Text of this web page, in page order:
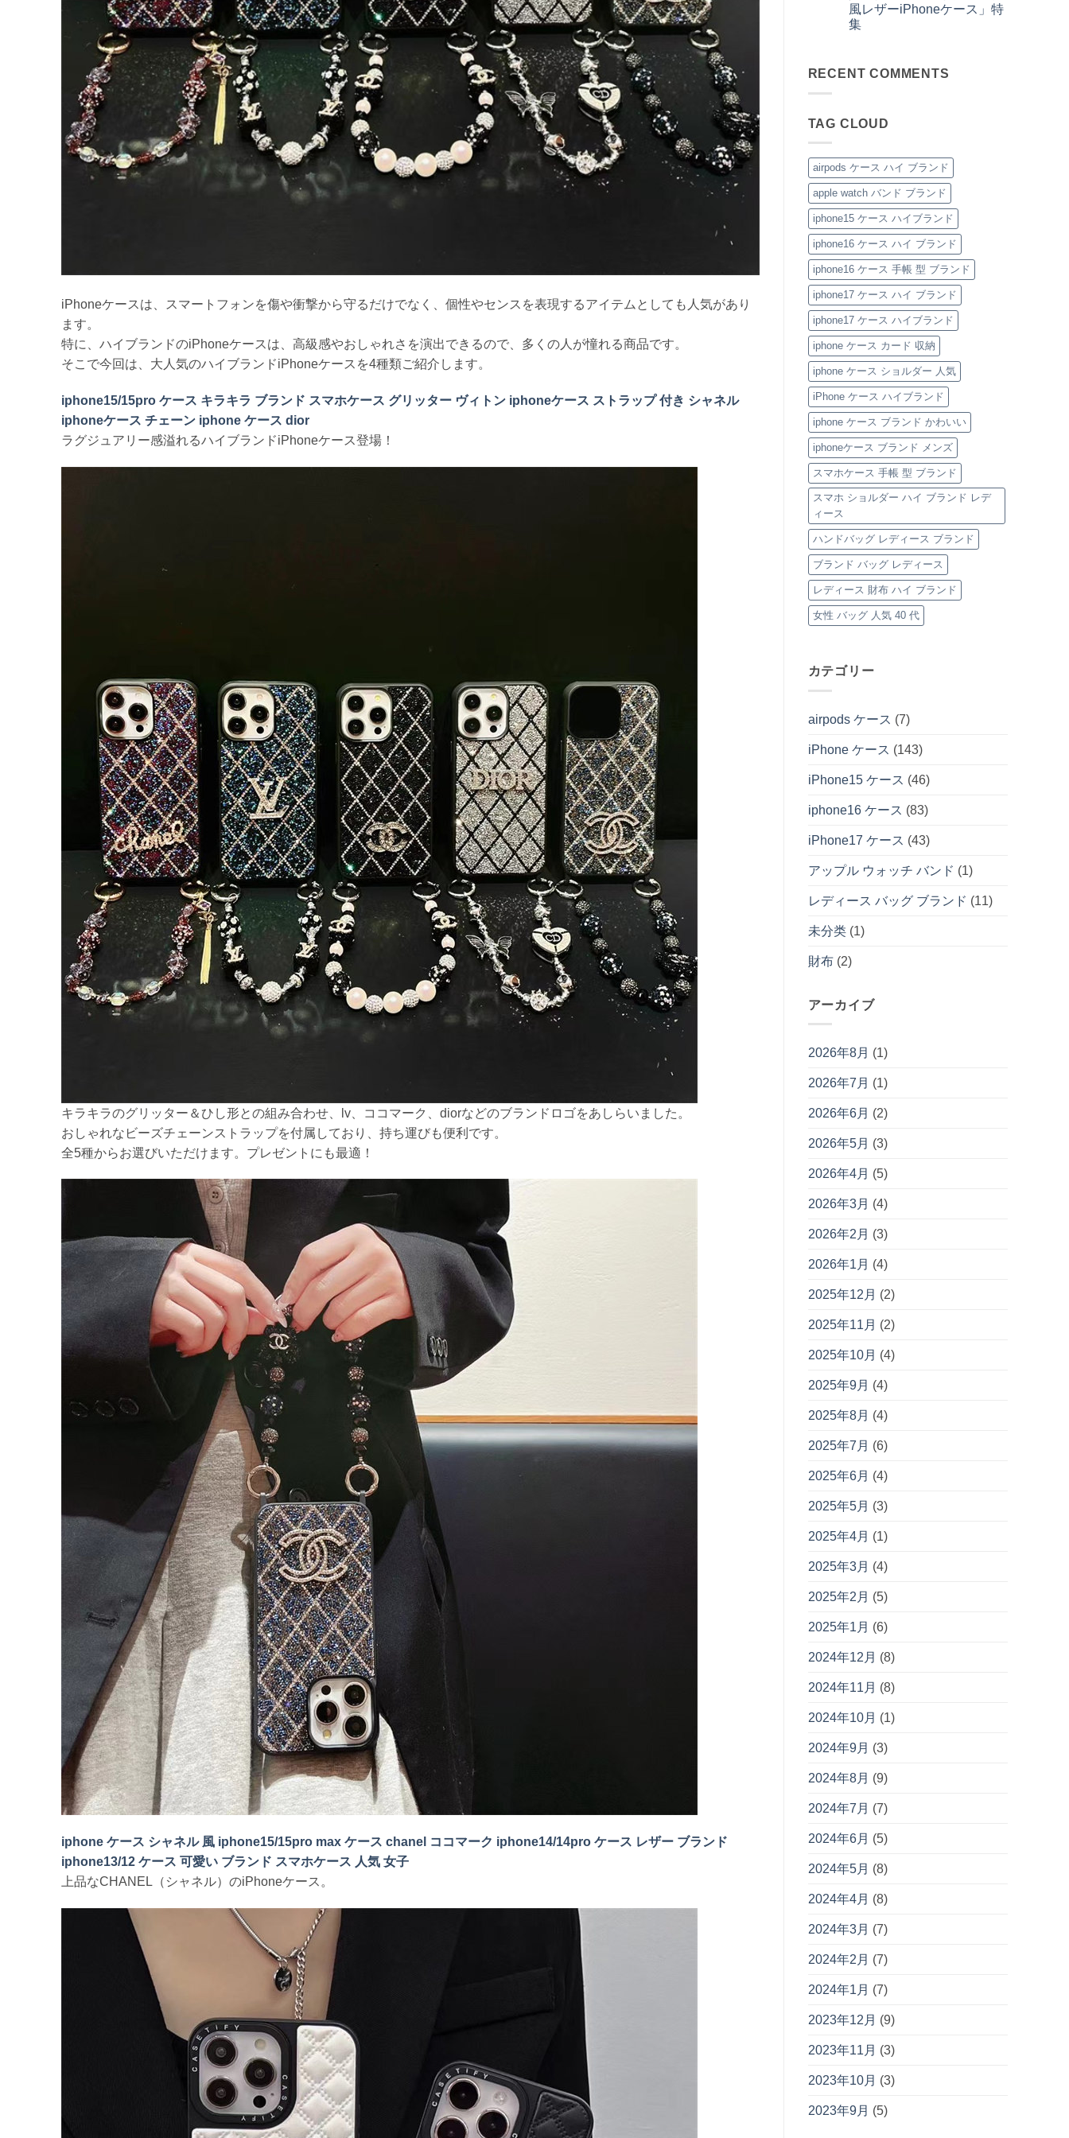
iPhoneケースは、スマートフォンを傷や衝撃から守るだけでなく、個性やセンスを表現するアイテムとしても人気があり
ます。
特に、ハイブランドのiPhoneケースは、高級感やおしゃれさを演出できるので、多くの人が憧れる商品です。
そこで今回は、大人気のハイブランドiPhoneケースを4種類ご紹介します。
iphone15/15pro ケース キラキラ ブランド スマホケース グリッター ヴィトン iphoneケース ストラップ 付き シャネル
iphoneケース チェーン iphone ケース dior
ラグジュアリー感溢れるハイブランドiPhoneケース登場！
キラキラのグリッター＆ひし形との組み合わせ、lv、ココマーク、diorなどのブランドロゴをあしらいました。
おしゃれなビーズチェーンストラップを付属しており、持ち運びも便利です。
全5種からお選びいただけます。プレゼントにも最適！
iphone ケース シャネル 風 iphone15/15pro max ケース chanel ココマーク iphone14/14pro ケース レザー ブランド
iphone13/12 ケース 可愛い ブランド スマホケース 人気 女子
上品なCHANEL（シャネル）のiPhoneケース。
ラ
ッ
プ
イ
ブ
iPhone
ケ
の
ご
紹
介
へ
の
ッ
チ
風
iPhone
ケ
魅
力
底
レ
ビ
ュ
ー！
へ
の
お
す
す
を
問
さ
れ
イ・
ヴ
ィ
ト
ン
iPhone
ケ
ー
ス」
へ
の
ん
安
心
感
く。
ン
ル
ト
付
き
iPhone
ケ
ー
ス
へ
の
ま
だ
あ
ん
風レザーiPhoneケース」特
集
ら
圧
見
人
の
た
め
の
「ハ
ブ
ラ
ン
ド
風
レ
ザ
ー
iPhone
ケ
ー
ス」
特
集
へ
の
ト
り
RECENT COMMENTS
TAG CLOUD
airpods ケース ハイ ブランド
apple watch バンド ブランド
iphone15 ケース ハイブランド
iphone16 ケース ハイ ブランド
iphone16 ケース 手帳 型 ブランド
iphone17 ケース ハイ ブランド
iphone17 ケース ハイブランド
iphone ケース カード 収納
iphone ケース ショルダー 人気
iPhone ケース ハイブランド
iphone ケース ブランド かわいい
iphoneケース ブランド メンズ
スマホケース 手帳 型 ブランド
スマホ ショルダー ハイ ブランド レデ
ィース
ハンドバッグ レディース ブランド
ブランド バッグ レディース
レディース 財布 ハイ ブランド
女性 バッグ 人気 40 代
カテゴリー
airpods ケース (7)
iPhone ケース (143)
iPhone15 ケース (46)
iphone16 ケース (83)
iPhone17 ケース (43)
アップル ウォッチ バンド (1)
レディース バッグ ブランド (11)
未分类(1)
財布(2)
アーカイブ
2026年8月 (1)
2026年7月 (1)
2026年6月 (2)
2026年5月 (3)
2026年4月 (5)
2026年3月 (4)
2026年2月 (3)
2026年1月 (4)
2025年12月 (2)
2025年11月 (2)
2025年10月 (4)
2025年9月 (4)
2025年8月 (4)
2025年7月 (6)
2025年6月 (4)
2025年5月 (3)
2025年4月 (1)
2025年3月 (4)
2025年2月 (5)
2025年1月 (6)
2024年12月 (8)
2024年11月 (8)
2024年10月 (1)
2024年9月 (3)
2024年8月 (9)
2024年7月 (7)
2024年6月 (5)
2024年5月 (8)
2024年4月 (8)
2024年3月 (7)
2024年2月 (7)
2024年1月 (7)
2023年12月 (9)
2023年11月 (3)
2023年10月 (3)
2023年9月 (5)